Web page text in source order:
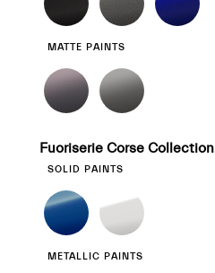
MATTE PAINTS
Fuoriserie Corse Collection
SOLID PAINTS
METALLIC PAINTS